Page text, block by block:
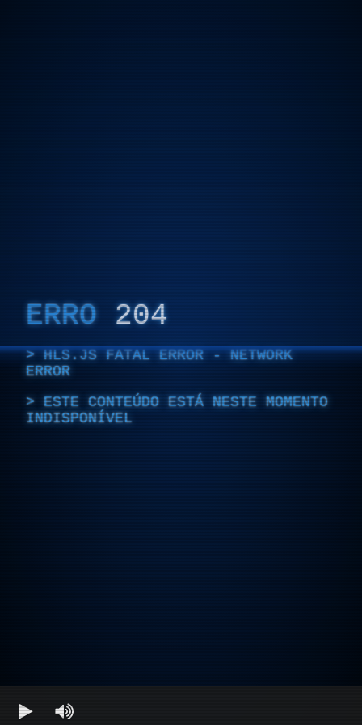
ERRO 204
HLS.JS FATAL ERROR - NETWORK
ERROR
ESTE CONTEÚDO ESTÁ NESTE MOMENTO
INDISPONÍVEL